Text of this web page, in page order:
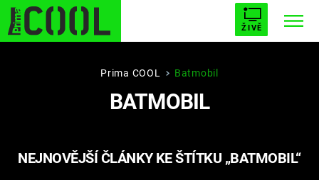
ŽIVĚ
STARHOUSE BUFFY, PŘEMOŽITELKA UPÍRŮ
PLNEJ KOTEL AVENGERS 5
Prima COOL Batmobil
BATMOBIL
NEJNOVĚJŠÍ ČLÁNKY KE ŠTÍTKU „BATMOBIL“